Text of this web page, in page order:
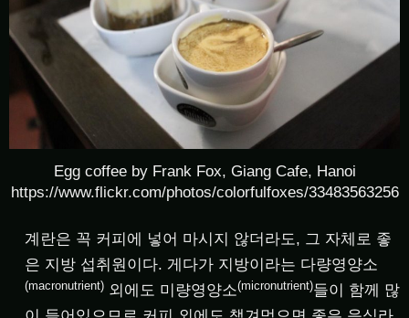
Egg coffee by Frank Fox, Giang Cafe, Hanoi
https://www.flickr.com/photos/colorfulfoxes/33483563256
계란은 꼭 커피에 넣어 마시지 않더라도, 그 자체로 좋
은 지방 섭취원이다. 게다가 지방이라는 다량영양소
(macronutrient) 외에도 미량영양소(micronutrient)들이 함께 많